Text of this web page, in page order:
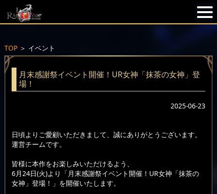
TOP＞ イベント
月末感謝祭イベント開催！UR女神「抹茶の女神」登
場！
2025-06-23
日頃よりご愛顧いただきまして、誠にありがとうございます。
運営チームです。
皆様に本作をお楽しみいただけるよう、
6月24日(火)より「月末感謝祭イベント開催！UR女神「抹茶の
女神」登場！」を開催いたします。